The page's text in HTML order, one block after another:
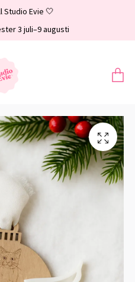
Studio Evie 🤍
3 juli–9 augusti